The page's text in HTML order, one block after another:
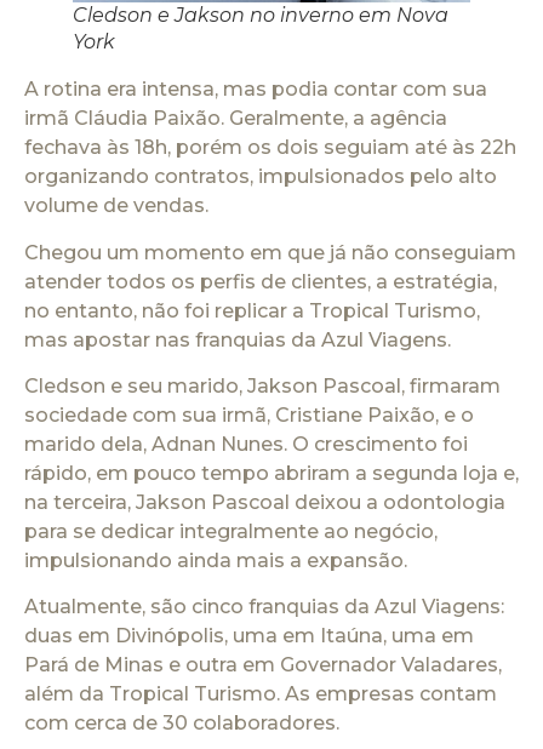
Cledson e Jakson no inverno em Nova
York
A rotina era intensa, mas podia contar com sua
irmã Cláudia Paixão. Geralmente, a agência
fechava às 18h, porém os dois seguiam até às 22h
organizando contratos, impulsionados pelo alto
volume de vendas.
Chegou um momento em que já não conseguiam
atender todos os perfis de clientes, a estratégia,
no entanto, não foi replicar a Tropical Turismo,
mas apostar nas franquias da Azul Viagens.
Cledson e seu marido, Jakson Pascoal, firmaram
sociedade com sua irmã, Cristiane Paixão, e o
marido dela, Adnan Nunes. O crescimento foi
rápido, em pouco tempo abriram a segunda loja e,
na terceira, Jakson Pascoal deixou a odontologia
para se dedicar integralmente ao negócio,
impulsionando ainda mais a expansão.
Atualmente, são cinco franquias da Azul Viagens:
duas em Divinópolis, uma em Itaúna, uma em
Pará de Minas e outra em Governador Valadares,
além da Tropical Turismo. As empresas contam
com cerca de 30 colaboradores.